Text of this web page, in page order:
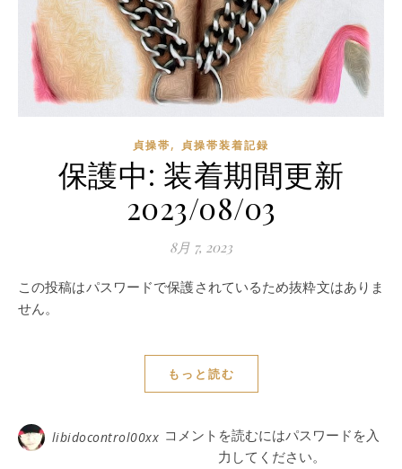
貞操帯, 貞操帯装着記録
保護中: 装着期間更新
2023/08/03
8月 7, 2023
この投稿はパスワードで保護されているため抜粋文はありま
せん。
もっと読む
libidocontrol00xx コメントを読むにはパスワードを入
力してください。